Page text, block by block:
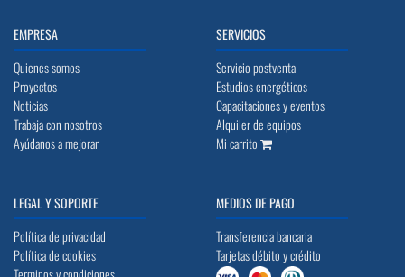
EMPRESA
Quienes somos
Proyectos
Noticias
Trabaja con nosotros
Ayúdanos a mejorar
SERVICIOS
Servicio postventa
Estudios energéticos
Capacitaciones y eventos
Alquiler de equipos
Mi carrito
LEGAL Y SOPORTE
Política de privacidad
Política de cookies
MEDIOS DE PAGO
Transferencia bancaria
Tarjetas débito y crédito